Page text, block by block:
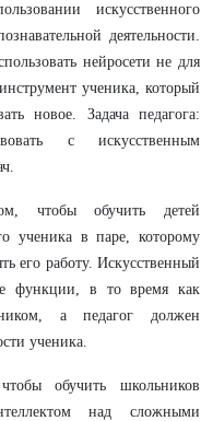
искусственного
деятельности.
нейросети не для
ученика, который
новое. Задача педагога:
с искусственным
чтобы обучить детей
ученика в паре, которому
его работу. Искусственный
функции, в то время как
а педагог должен
ученика.
обучить школьников
над сложными